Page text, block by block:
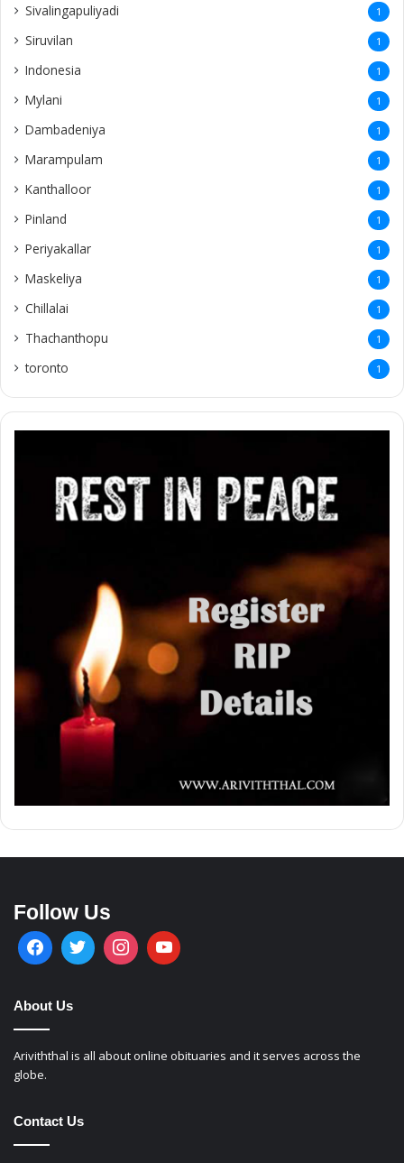
Sivalingapuliyadi 1
Siruvilan 1
Indonesia 1
Mylani 1
Dambadeniya 1
Marampulam 1
Kanthalloor 1
Pinland 1
Periyakallar 1
Maskeliya 1
Chillalai 1
Thachanthopu 1
toronto 1
Follow Us
About Us
Ariviththal is all about online obituaries and it serves across the
globe.
Contact Us